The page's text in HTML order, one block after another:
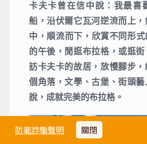
防範詐騙聲明 關閉
卡夫卡曾在信中說：我最喜
船，沿伏爾它瓦河逆流而上
中，順流而下，欣賞不同形
的午後，閒逛布拉格，或逛
訪卡夫卡的故居，放慢腳步
個角落，文學、古堡、街頭
說，成就完美的布拉格。